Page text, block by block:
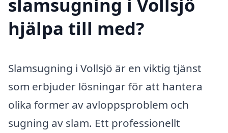
hjälpa till med?
Slamsugning i Vollsjö är en viktig tjänst
som erbjuder lösningar för att hantera
olika former av avloppsproblem och
sugning av slam. Ett professionellt